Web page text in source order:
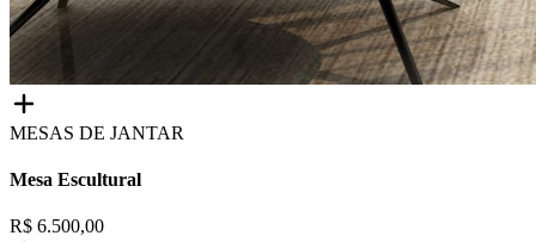
MESAS DE JANTAR
Mesa Escultural
R$ 6.500,00